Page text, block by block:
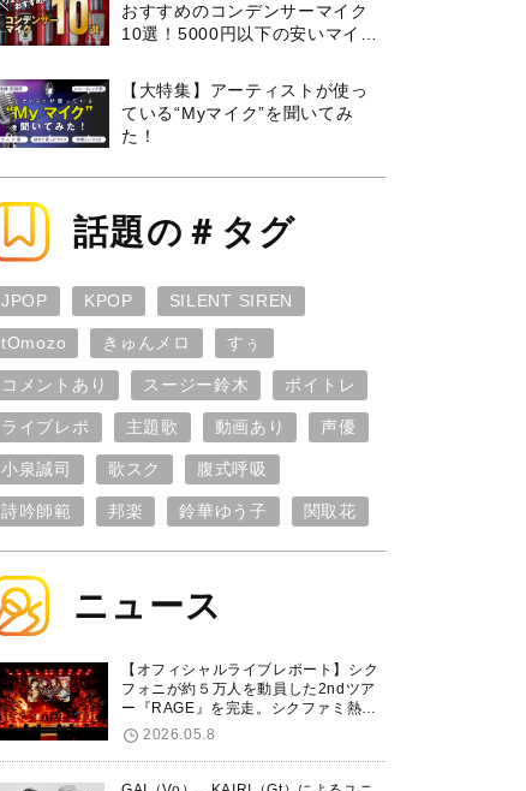
おすすめのコンデンサーマイク
10選！5000円以下の安いマイク
【大特集】アーティストが使っ
ている“Myマイク”を聞いてみ
た！
話題の＃タグ
JPOP KPOP SILENT SIREN
tOmozo きゅんメロ すぅ
コメントあり スージー鈴木 ボイトレ
ライブレポ 主題歌 動画あり 声優
小泉誠司 歌スク 腹式呼吸
詩吟師範 邦楽 鈴華ゆう子 関取花
ニュース
【オフィシャルライブレポート】シク
フォニが約５万人を動員した2ndツア
ー『RAGE』を完走。シクファミ熱狂
のKアリーナ横浜ファイナル公演の模
様をお届け！
2026.05.8